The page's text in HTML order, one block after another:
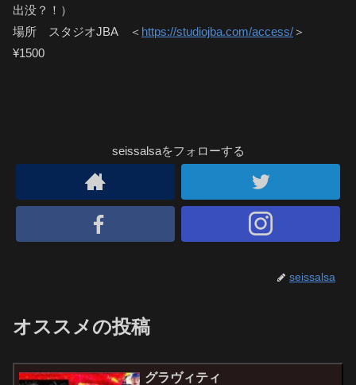
出没？！）
場所 スタジオJBA ＜ https://studiojba.com/access/＞
¥1500
seissalsaをフォローする
seissalsa
オススメの投稿
グラヴィティ